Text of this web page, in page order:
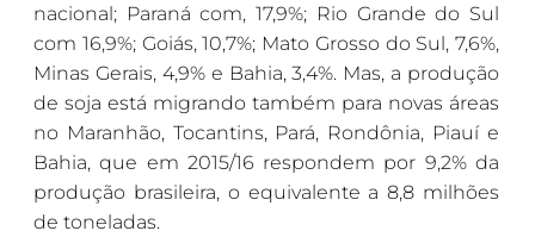
nacional; Paraná com, 17,9%; Rio Grande do Sul
com 16,9%; Goiás, 10,7%; Mato Grosso do Sul, 7,6%,
Minas Gerais, 4,9% e Bahia, 3,4%. Mas, a produção
de soja está migrando também para novas áreas
no Maranhão, Tocantins, Pará, Rondônia, Piauí e
Bahia, que em 2015/16 respondem por 9,2% da
produção brasileira, o equivalente a 8,8 milhões
de toneladas.